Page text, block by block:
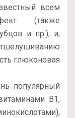
всем
(также
и пр.), и,
глюконовая
популярный
В1,